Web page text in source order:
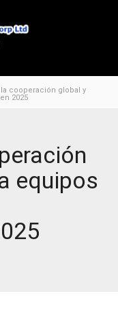
la cooperación global y
2025
equipos